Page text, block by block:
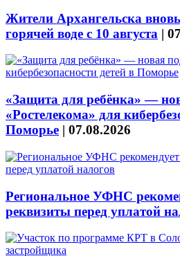
Жители Архангельска
горячей воде с 10 августа |
«Защита для ребёнка» —
«Ростелекома» для
Поморье | 07.08.2026
Региональное УФНС
реквизиты перед уплатой